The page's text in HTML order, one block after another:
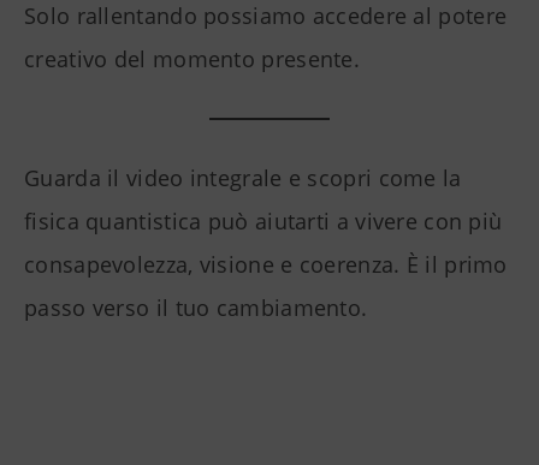
Solo rallentando possiamo accedere al potere
creativo del momento presente.
Guarda il video integrale e scopri come la
fisica quantistica può aiutarti a vivere con più
consapevolezza, visione e coerenza. È il primo
passo verso il tuo cambiamento.